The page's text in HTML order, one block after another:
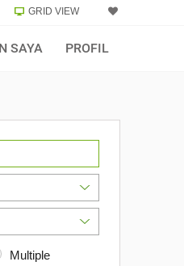
GRID VIEW
SAYA PROFIL
Multiple